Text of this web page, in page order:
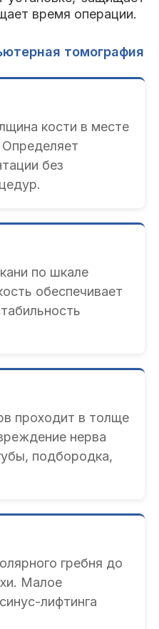
время операции.
томография
кости в месте
Определяет
без
по шкале
обеспечивает
проходит в толще
нерва
подбородка,
гребня до
Малое
лифтинга